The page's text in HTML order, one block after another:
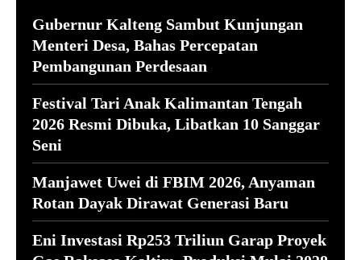
Gubernur Kalteng Sambut Kunjungan
Menteri Desa, Bahas Percepatan
Pembangunan Perdesaan
Festival Tari Anak Kalimantan Tengah
2026 Resmi Dibuka, Libatkan 10 Sanggar
Seni
Manjawet Uwei di FBIM 2026, Anyaman
Rotan Dayak Dirawat Generasi Baru
Eni Investasi Rp253 Triliun Garap Proyek